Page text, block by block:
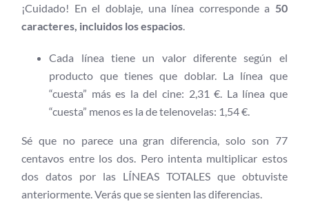
¡Cuidado! En el doblaje, una línea corresponde a 50
caracteres, incluidos los espacios
Cada línea tiene un valor diferente según el
producto que tienes que doblar. La línea que
“cuesta” más es la del cine: 2,31 €. La línea que
“cuesta” menos es la de telenovelas: 1,54 €.
Sé que no parece una gran diferencia, solo son 77
centavos entre los dos. Pero intenta multiplicar estos
dos datos por las LÍNEAS TOTALES que obtuviste
anteriormente. Verás que se sienten las diferencias.